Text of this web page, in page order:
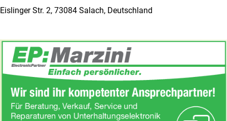
Eislinger Str. 2, 73084 Salach, Deutschland